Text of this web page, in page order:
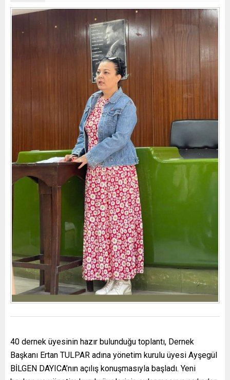
40 dernek üyesinin hazır bulunduğu toplantı, Dernek
Başkanı Ertan TULPAR adına yönetim kurulu üyesi Ayşegül
BİLGEN DAYICA’nın açılış konuşmasıyla başladı. Yeni